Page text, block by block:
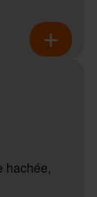
hachée,